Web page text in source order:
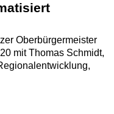
Oberbürgermeister
mit Thomas Schmidt,